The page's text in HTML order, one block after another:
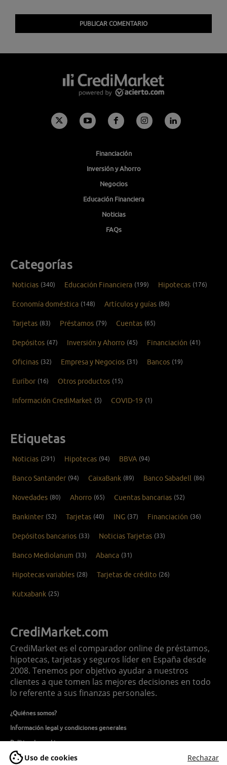
Uso de cookies Rechazar
Financiación
Inversión y Ahorro
Negocios
Educación Financiera
Noticias
FAQs
Categorías
Noticias (340) Educación Financiera (199) Hipotecas (176)
Economía doméstica (148) Artículos y guías (86)
Tarjetas (83) Préstamos (79) Cuentas (65)
Depósitos (47) Inversión y Ahorro (45) Financiación (41)
Oficinas (32) Empresa y Negocios (31) Bancos (19)
Euríbor (16) Otros productos (15)
Información CrediMarket (5) COVID-19 (1)
Etiquetas
Noticias (291) Hipotecas (94) BBVA (94)
Banco Santander (94) CaixaBank (89) Banco Sabadell (86)
Novedades (80) Ahorro (65) Cuentas bancarias (52)
Bankinter (52) Tarjetas (40) ING (37) Financiación (36)
Depósitos bancarios (33) Noticias Tarjetas (33)
Banco Mediolanum (33) Abanca (31)
Hipotecas variables (28) Tarjetas de crédito (26)
Kutxabank (25)
CrediMarket.com
CrediMarket es el comparador online de préstamos,
hipotecas, tarjetas y seguros líder en España desde
2008. Tenemos por objetivo ayudar a nuestros
clientes a que tomen las mejores decisiones en todo
lo referente a sus finanzas personales.
¿Quiénes somos?
Información legal y condiciones generales
Política de cookies
Política de privacidad